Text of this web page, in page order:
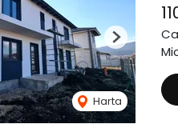
Harta
Next